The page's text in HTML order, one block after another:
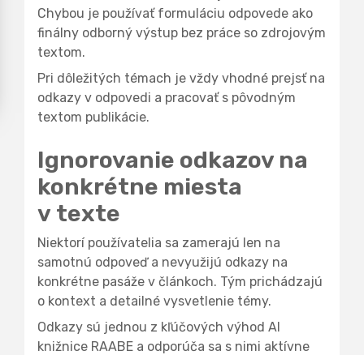
Chybou je používať formuláciu odpovede ako
finálny odborný výstup bez práce so zdrojovým
textom.
Pri dôležitých témach je vždy vhodné prejsť na
odkazy v odpovedi a pracovať s pôvodným
textom publikácie.
Ignorovanie odkazov na
konkrétne miesta
v texte
Niektorí používatelia sa zamerajú len na
samotnú odpoveď a nevyužijú odkazy na
konkrétne pasáže v článkoch. Tým prichádzajú
o kontext a detailné vysvetlenie témy.
Odkazy sú jednou z kľúčových výhod AI
knižnice RAABE a odporúča sa s nimi aktívne